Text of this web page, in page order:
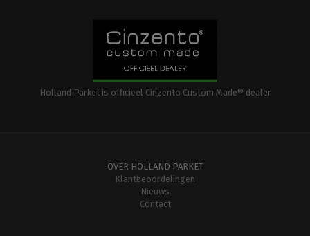
Holland Parket is officieel Cinzento Custom Made® dealer
OVER HOLLAND PARKET
Klantbeoordelingen
Nieuws
Contact